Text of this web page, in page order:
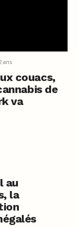
ans
couacs,
de
va
au
la